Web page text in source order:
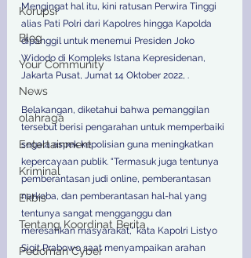
Korupsi
Blog
Your Community
News
olahraga
Entertainment
Kriminal
Ekbis
Tentang Koordinat Berita
Pedoman Cyber
Mengingat hal itu, kini ratusan Perwira Tinggi
alias Pati Polri dari Kapolres hingga Kapolda
dipanggil untuk menemui Presiden Joko
Widodo di Kompleks Istana Kepresidenan,
Jakarta Pusat, Jumat 14 Oktober 2022, .
Belakangan, diketahui bahwa pemanggilan
tersebut berisi pengarahan untuk memperbaiki
segala aspek kepolisian guna meningkatkan
kepercayaan publik. “Termasuk juga tentunya
pemberantasan judi online, pemberantasan
narkoba, dan pemberantasan hal-hal yang
tentunya sangat mengganggu dan
meresahkan masyarakat," kata Kapolri Listyo
Sigit Prabowo saat menyampaikan arahan